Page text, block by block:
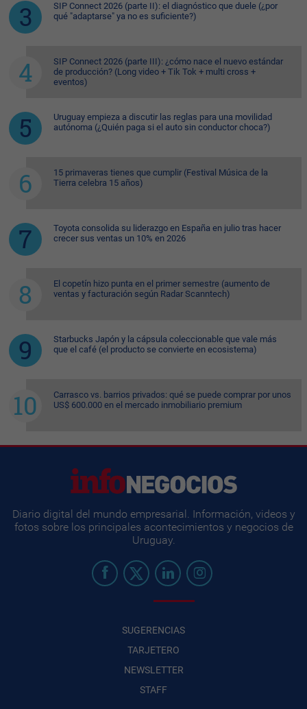
SIP Connect 2026 (parte II): el diagnóstico que duele (¿por
qué "adaptarse" ya no es suficiente?)
SIP Connect 2026 (parte III): ¿cómo nace el nuevo estándar
de producción? (Long video + Tik Tok + multi cross +
eventos)
Uruguay empieza a discutir las reglas para una movilidad
autónoma (¿Quién paga si el auto sin conductor choca?)
15 primaveras tienes que cumplir (Festival Música de la
Tierra celebra 15 años)
Toyota consolida su liderazgo en España en julio tras hacer
crecer sus ventas un 10% en 2026
El copetín hizo punta en el primer semestre (aumento de
ventas y facturación según Radar Scanntech)
Starbucks Japón y la cápsula coleccionable que vale más
que el café (el producto se convierte en ecosistema)
Carrasco vs. barrios privados: qué se puede comprar por unos
US$ 600.000 en el mercado inmobiliario premium
Diario digital del mundo empresarial. Información, videos y
fotos sobre los principales acontecimientos y negocios de
Uruguay.
SUGERENCIAS
TARJETERO
NEWSLETTER
STAFF